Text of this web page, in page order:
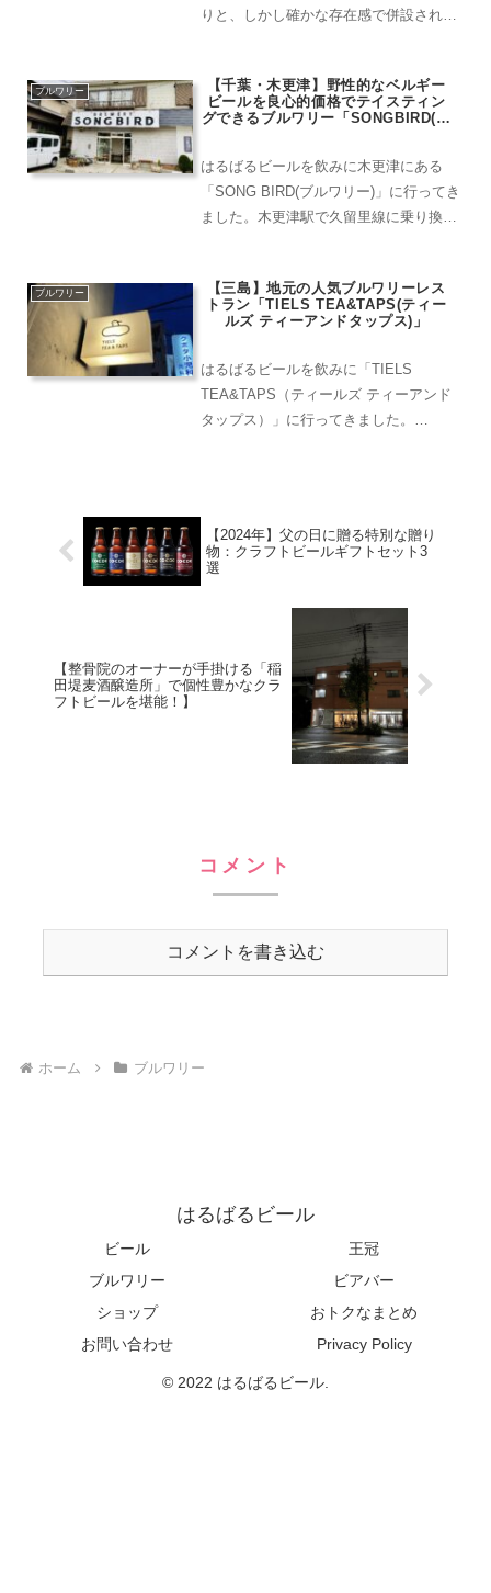
りと、しかし確かな存在感で併設されて
パンまで、バリエーション豊富でどれも
美味しそうなパンがずらり。...
ブルワリー
【千葉・木更津】野性的なベルギー
ビールを良心的価格でテイスティン
グできるブルワリー「SONGBIRD(ソ
はるばるビールを飲みに木更津にある
「SONG BIRD(ブルワリー)」に行ってき
ました。木更津駅で久留里線に乗り換え
でドアの開け閉めをしなければならず、
旅情気分を味わ...
ブルワリー
【三島】地元の人気ブルワリーレス
トラン「TIELS TEA&TAPS(ティー
ルズ ティーアンドタップス)」
はるばるビールを飲みに「TIELS
TEA&TAPS（ティールズ ティーアンド
タップス）」に行ってきました。
外観。も...
【2024年】父の日に贈る特別な贈り
物：クラフトビールギフトセット3
選
【整骨院のオーナーが手掛ける「稲
田堤麦酒醸造所」で個性豊かなクラ
フトビールを堪能！】
コメント
コメントを書き込む
ホーム ブルワリー
はるばるビール
ビール
王冠
ブルワリー
ビアバー
ショップ
おトクなまとめ
お問い合わせ
Privacy Policy
© 2022 はるばるビール.